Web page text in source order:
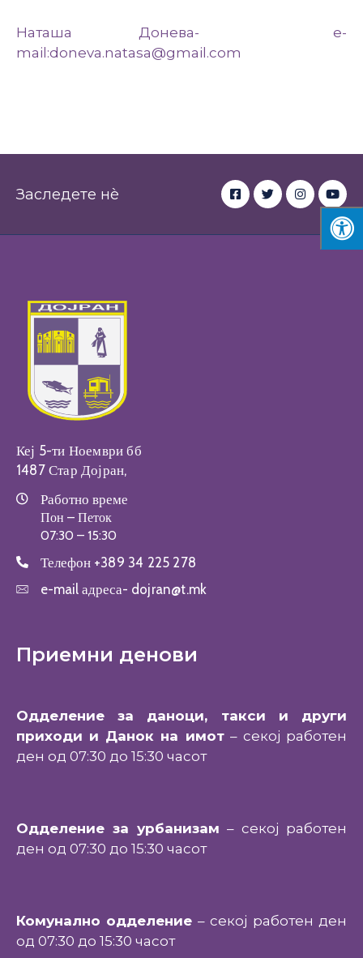
Наташа Донева- e-
mail:doneva.natasa@gmail.com
Заследете нè
Кеј 5-ти Ноември бб
1487 Стар Дојран,
Работно време
Пон – Петок
07:30 – 15:30
Телефон +389 34 225 278
e-mail адреса- dojran@t.mk
Приемни денови
Одделение за даноци, такси и други
приходи и Данок на имот– секој работен
ден од 07:30 до 15:30 часот
Одделение за урбанизам – секој работен
ден од 07:30 до 15:30 часот
Комунално одделение – секој работен ден
од 07:30 до 15:30 часот